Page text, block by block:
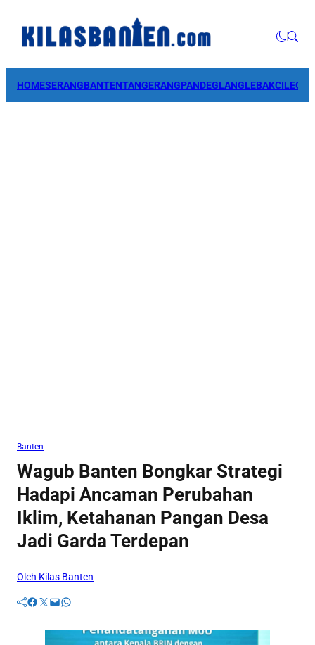
HOMESERANGBANTENTANGERANGPANDEGLANGLEBAK
Banten
Wagub Banten Bongkar Strategi
Hadapi Ancaman Perubahan
Iklim, Ketahanan Pangan Desa
Jadi Garda Terdepan
Oleh Kilas Banten
Facebook Twitter Mail WhatsApp